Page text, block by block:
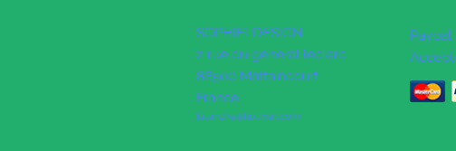
SOPHIELDESIGN
2 rue du général leclerc
88500 Mattaincourt
France
latanche@hotmail.com
Paypal